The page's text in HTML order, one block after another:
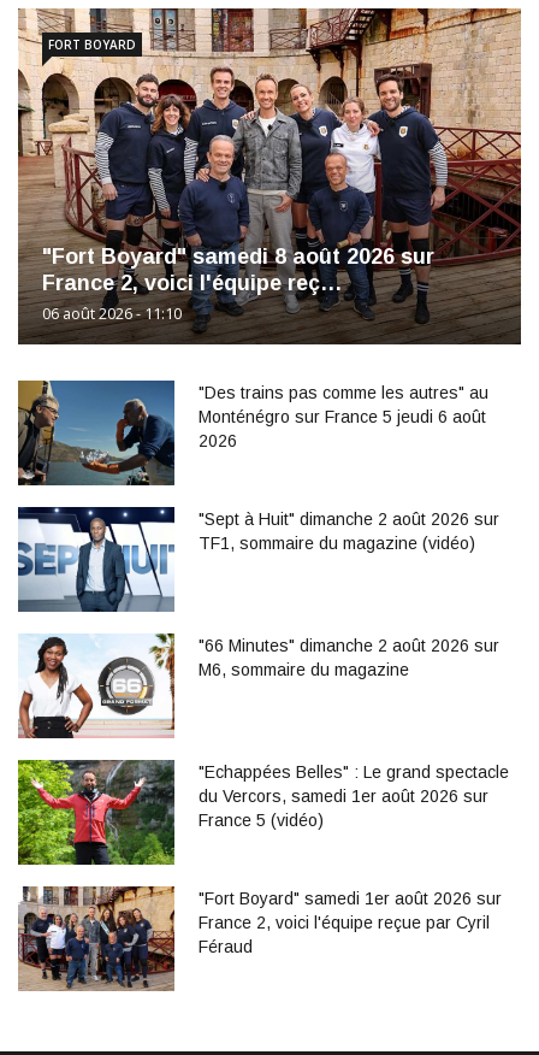
"Fort Boyard" samedi 8 août 2026 sur
France 2, voici l'équipe reç…
06 août 2026 - 11:10
FORT BOYARD
"Des trains pas comme les autres" au
Monténégro sur France 5 jeudi 6 août
2026
"Sept à Huit" dimanche 2 août 2026 sur
TF1, sommaire du magazine (vidéo)
"66 Minutes" dimanche 2 août 2026 sur
M6, sommaire du magazine
"Echappées Belles" : Le grand spectacle
du Vercors, samedi 1er août 2026 sur
France 5 (vidéo)
"Fort Boyard" samedi 1er août 2026 sur
France 2, voici l'équipe reçue par Cyril
Féraud